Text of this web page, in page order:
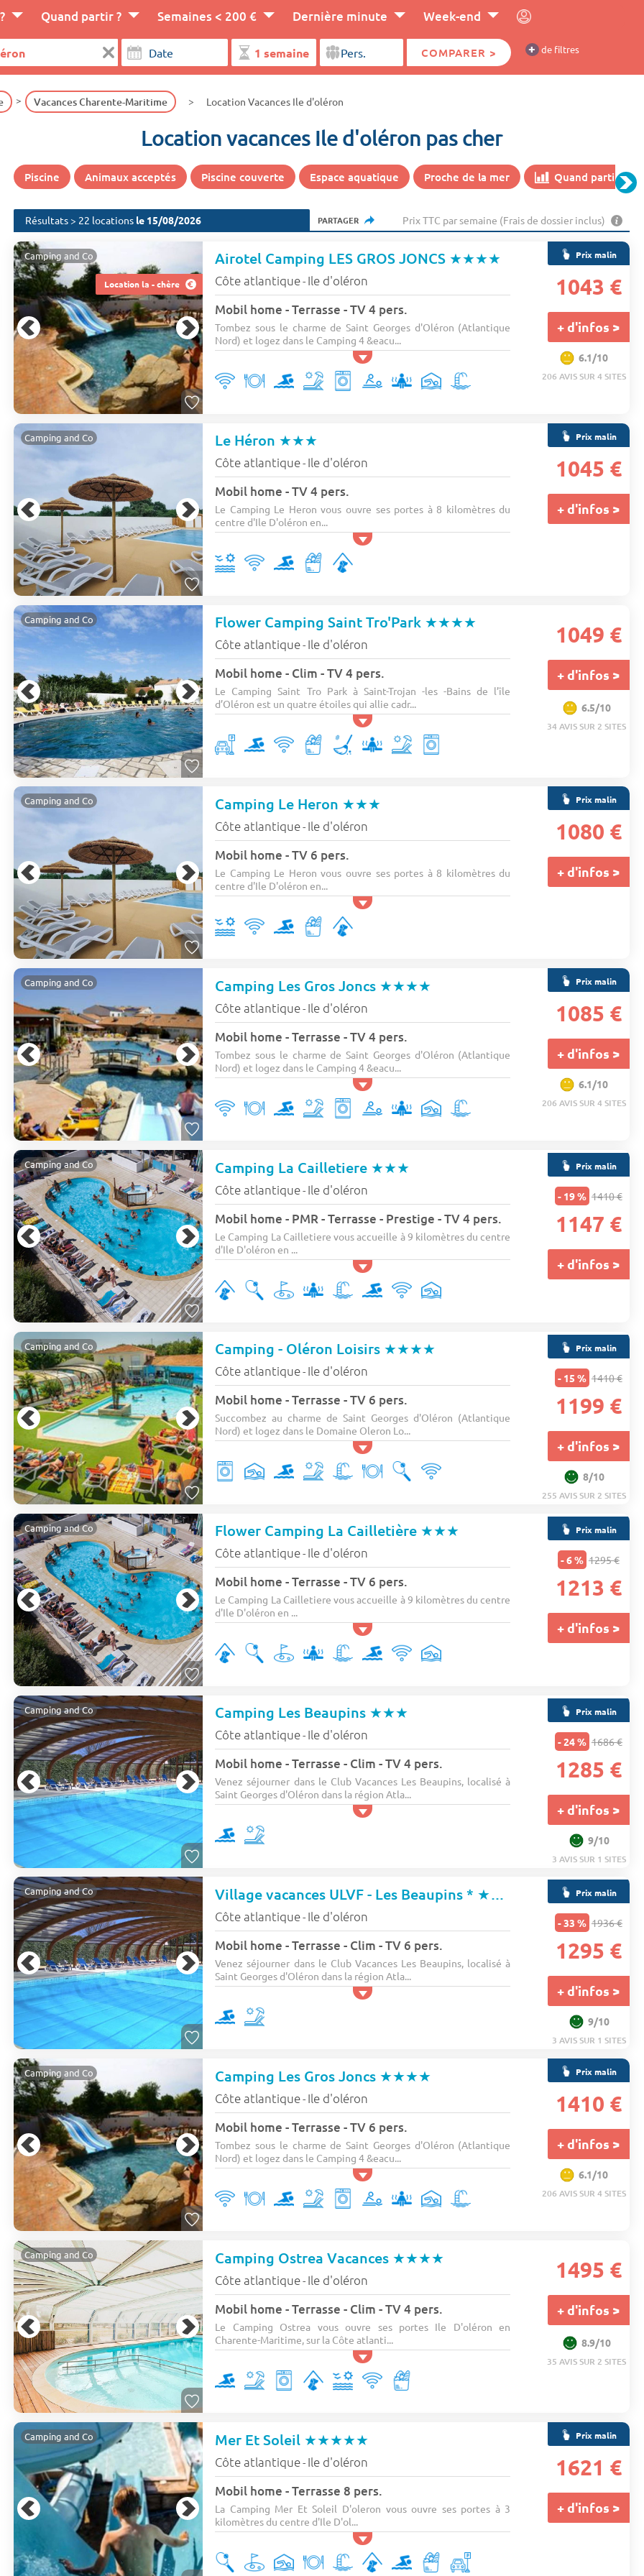
Quand partir ? Semaines < 200 € Dernière minute Week-end
COMPARER > + de filtres
Vacances Charente-Maritime Location Vacances Ile d'oléron
Location vacances Ile d'oléron pas cher
Piscine Animaux acceptés Piscine couverte Espace aquatique Proche de la mer Quand partir
Résultats > 22 locations le 15/08/2026 PARTAGER Prix TTC par semaine (Frais de dossier inclus)
Location la - chère
Camping and Co Airotel Camping LES GROS JONCS ★★★★
Côte atlantique- Ile d'oléron
Mobil home - Terrasse - TV 4 pers.
Tombez sous le charme de Saint Georges d'Oléron (Atlantique
Nord) et logez dans le Camping 4 &eacu...
Prix malin
1043 €
+ d'infos >
6.1/10
206 AVIS SUR 4 SITES
Camping and Co Le Héron ★★★
Côte atlantique- Ile d'oléron
Mobil home - TV 4 pers.
Le Camping Le Heron vous ouvre ses portes à 8 kilomètres du
centre d'Ile D'oléron en...
Prix malin
1045 €
+ d'infos >
Camping and Co Flower Camping Saint Tro'Park ★★★★
Côte atlantique- Ile d'oléron
Mobil home - Clim - TV 4 pers.
Le Camping Saint Tro Park à Saint-Trojan -les -Bains de l’île
d’Oléron est un quatre étoiles qui allie cadr...
1049 €
+ d'infos >
6.5/10
34 AVIS SUR 2 SITES
Camping and Co Camping Le Heron ★★★
Côte atlantique- Ile d'oléron
Mobil home - TV 6 pers.
Le Camping Le Heron vous ouvre ses portes à 8 kilomètres du
centre d'Ile D'oléron en...
Prix malin
1080 €
+ d'infos >
Camping and Co Camping Les Gros Joncs ★★★★
Côte atlantique- Ile d'oléron
Mobil home - Terrasse - TV 4 pers.
Tombez sous le charme de Saint Georges d'Oléron (Atlantique
Nord) et logez dans le Camping 4 &eacu...
Prix malin
1085 €
+ d'infos >
6.1/10
206 AVIS SUR 4 SITES
Camping and Co Camping La Cailletiere ★★★
Côte atlantique- Ile d'oléron
Mobil home - PMR - Terrasse - Prestige - TV 4 pers.
Le Camping La Cailletiere vous accueille à 9 kilomètres du centre
d'Ile D'oléron en ...
Prix malin
- 19 % 1410 €
1147 €
+ d'infos >
Camping and Co Camping - Oléron Loisirs ★★★★
Côte atlantique- Ile d'oléron
Mobil home - Terrasse - TV 6 pers.
Succombez au charme de Saint Georges d'Oléron (Atlantique
Nord) et logez dans le Domaine Oleron Lo...
Prix malin
- 15 % 1410 €
1199 €
+ d'infos >
8/10
255 AVIS SUR 2 SITES
Camping and Co Flower Camping La Cailletière ★★★
Côte atlantique- Ile d'oléron
Mobil home - Terrasse - TV 6 pers.
Le Camping La Cailletiere vous accueille à 9 kilomètres du centre
d'Ile D'oléron en ...
Prix malin
- 6 % 1295 €
1213 €
+ d'infos >
Camping and Co Camping Les Beaupins ★★★
Côte atlantique- Ile d'oléron
Mobil home - Terrasse - Clim - TV 4 pers.
Venez séjourner dans le Club Vacances Les Beaupins, localisé à
Saint Georges d'Oléron dans la région Atla...
Prix malin
- 24 % 1686 €
1285 €
+ d'infos >
9/10
3 AVIS SUR 1 SITES
Camping and Co Village vacances ULVF - Les Beaupins * ★★★
Côte atlantique- Ile d'oléron
Mobil home - Terrasse - Clim - TV 6 pers.
Venez séjourner dans le Club Vacances Les Beaupins, localisé à
Saint Georges d'Oléron dans la région Atla...
Prix malin
- 33 % 1936 €
1295 €
+ d'infos >
9/10
3 AVIS SUR 1 SITES
Camping and Co Camping Les Gros Joncs ★★★★
Côte atlantique- Ile d'oléron
Mobil home - Terrasse - TV 6 pers.
Tombez sous le charme de Saint Georges d'Oléron (Atlantique
Nord) et logez dans le Camping 4 &eacu...
Prix malin
1410 €
+ d'infos >
6.1/10
206 AVIS SUR 4 SITES
Camping and Co Camping Ostrea Vacances ★★★★
Côte atlantique- Ile d'oléron
Mobil home - Terrasse - Clim - TV 4 pers.
Le Camping Ostrea vous ouvre ses portes Ile D'oléron en
Charente-Maritime, sur la Côte atlanti...
1495 €
+ d'infos >
8.9/10
35 AVIS SUR 2 SITES
Camping and Co Mer Et Soleil ★★★★★
Côte atlantique- Ile d'oléron
Mobil home - Terrasse 8 pers.
La Camping Mer Et Soleil D'oleron vous ouvre ses portes à 3
kilomètres du centre d'Ile D'ol...
Prix malin
1621 €
+ d'infos >